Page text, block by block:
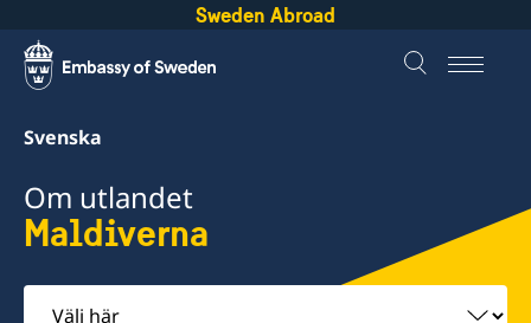
Sweden Abroad
Svenska
Om utlandet
Maldiverna
Välj